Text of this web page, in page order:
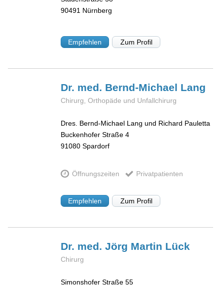
90491 Nürnberg
Empfehlen Zum Profil
Dr. med. Bernd-Michael Lang
Chirurg, Orthopäde und Unfallchirurg
Dres. Bernd-Michael Lang und Richard Pauletta
Buckenhofer Straße 4
91080 Spardorf
Öffnungszeiten Privatpatienten
Empfehlen Zum Profil
Dr. med. Jörg Martin Lück
Chirurg
Simonshofer Straße 55